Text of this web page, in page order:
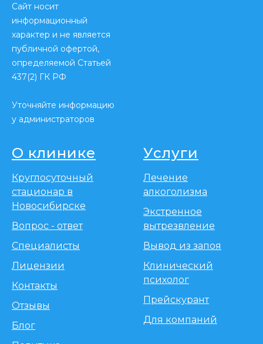
Сайт носит
информационный
характер и не является
публичной офертой,
определяемой Статьей
437(2) ГК РФ
Уточняйте информацию
у администраторов
О клинике
Круглосуточный
стационар в
Новосибирске
Вопрос - ответ
Специалисты
Лицензии
Контакты
Отзывы
Блог
Услуги
Лечение
алкоголизма
Экстренное
вытрезвление
Вывод из запоя
Клинический
психолог
Прейскурант
Для компаний
Информация, представленная на сайте,
не может быть использована для
постановки диагноза, назначения
лечения. Необходима консультация
специалиста.
Лицензия № Л041-01125-54/00349780 от
25 декабря 2017 г.